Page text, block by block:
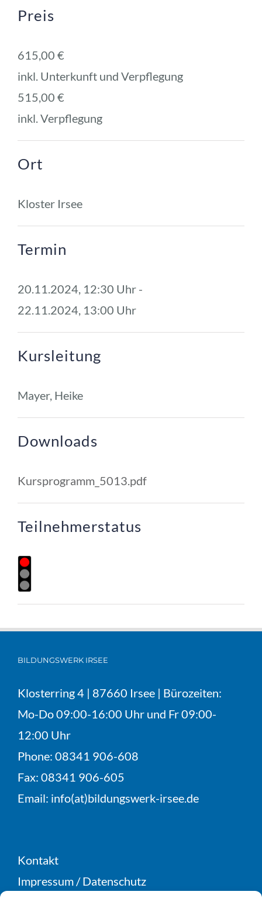
Preis
615,00 €
inkl. Unterkunft und Verpflegung
515,00 €
inkl. Verpflegung
Ort
Kloster Irsee
Termin
20.11.2024, 12:30 Uhr -
22.11.2024, 13:00 Uhr
Kursleitung
Mayer, Heike
Downloads
Kursprogramm_5013.pdf
Teilnehmerstatus
BILDUNGSWERK IRSEE
Klosterring 4 | 87660 Irsee | Bürozeiten:
Mo-Do 09:00-16:00 Uhr und Fr 09:00-
12:00 Uhr
Phone: 08341 906-608
Fax: 08341 906-605
Email: info(at)bildungswerk-irsee.de
Kontakt
Impressum/Datenschutz